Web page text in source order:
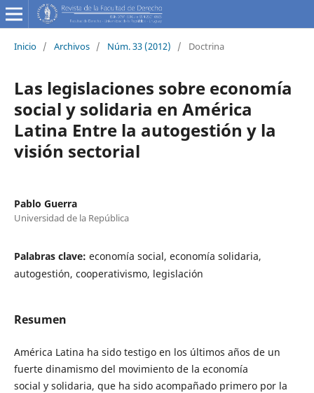
Inicio / Archivos / Núm. 33 (2012) / Doctrina
Las legislaciones sobre economía
social y solidaria en América
Latina Entre la autogestión y la
visión sectorial
Pablo Guerra
Universidad de la República
Palabras clave: economía social, economía solidaria,
autogestión, cooperativismo, legislación
Resumen
América Latina ha sido testigo en los últimos años de un
fuerte dinamismo del movimiento de la economía
social y solidaria, que ha sido acompañado primero por la